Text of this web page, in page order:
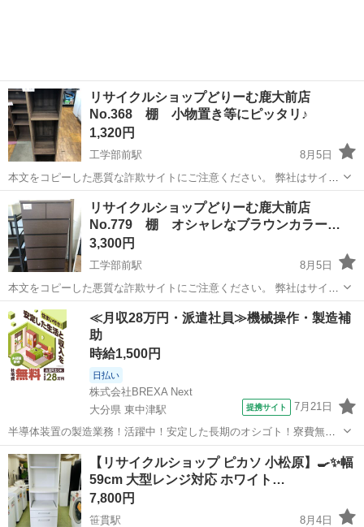
リサイクルショップどりーむ鹿大前店
No.368 棚 小物置き等にピッタリ♪
1,320円
工学部前駅
8月5日
本文をコピーした悪質な詐欺サイトにご注意ください。 弊社はサイト
内でのクレジット決済や銀行振り込みを致しておりません。 リサイク
ルショップどりーむ掲載商品を ご覧下さいまして誠にありがとうござ
います。 どりー...
鹿児島 鹿児島市 工学部前駅 収納家具 商品
リサイクルショップどりーむ鹿大前店
No.779 棚 オシャレなブラウンカラー…
3,300円
工学部前駅
8月5日
本文をコピーした悪質な詐欺サイトにご注意ください。 弊社はサイト
内でのクレジット決済や銀行振り込みを致しておりません。 リサイク
ルショップどりーむ掲載商品を ご覧下さいまして誠にありがとうござ
います。 どりー...
鹿児島 鹿児島市 工学部前駅 収納家具
≪月収28万円・派遣社員≫機械操作・製造補
助
時給1,500円
日払い
株式会社BREXA Next
大分県 東中津駅
提携サイト 7月21日
半導体装置の製造業務！活躍中！安定した長期のオシゴト！寮費無料
★赴任旅費会社負担◎20代～40代の男性活躍中★未経験活躍中！高時
給1,500円！《大分県中津市》 人気の工場のお仕事 ◇半導体装置内部
のシート製造◇ ＊クリー...
大分 中津市 東中津駅
【リサイクルショップ ピカソ 小松原】🍳✨幅
59cm 大型レンジ対応 ホワイト…
7,800円
笹貫駅
8月4日